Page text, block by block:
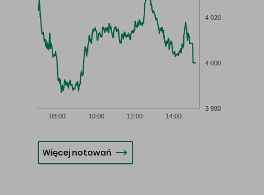
08:00 10:00 12:00 14:00
3 980
4 000
4 020
Więcej notowań